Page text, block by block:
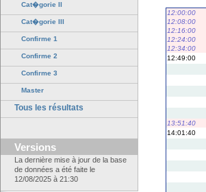
Cat�gorie II
Cat�gorie III
Confirme 1
Confirme 2
Confirme 3
Master
Tous les résultats
Versions
La dernière mise à jour de la base
de données a été faite le
12/08/2025 à 21:30
12:00:00
12:08:00
12:16:00
12:24:00
12:34:00
12:49:00
13:51:40
14:01:40